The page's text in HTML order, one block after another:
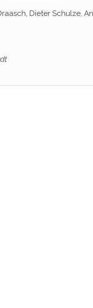
Dieter Schulze,